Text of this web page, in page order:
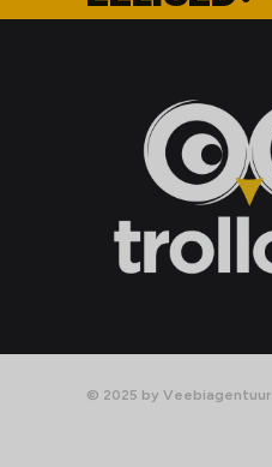
© 2025 by Veebiagentuur